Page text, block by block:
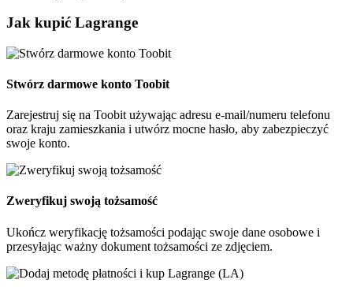
Jak kupić Lagrange
Stwórz darmowe konto Toobit
Zarejestruj się na Toobit używając adresu e-mail/numeru telefonu
oraz kraju zamieszkania i utwórz mocne hasło, aby zabezpieczyć
swoje konto.
Zweryfikuj swoją tożsamość
Ukończ weryfikację tożsamości podając swoje dane osobowe i
przesyłając ważny dokument tożsamości ze zdjęciem.